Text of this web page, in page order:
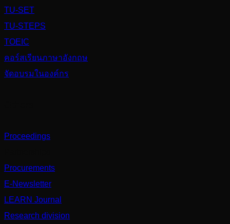
TU-SET
TU-STEPS
TOEIC
คอร์สเรียนภาษาอังกฤษ
จัดอบรมในองค์กร
Proceedings
Procurements
E-Newsletter
LEARN Journal
Research division